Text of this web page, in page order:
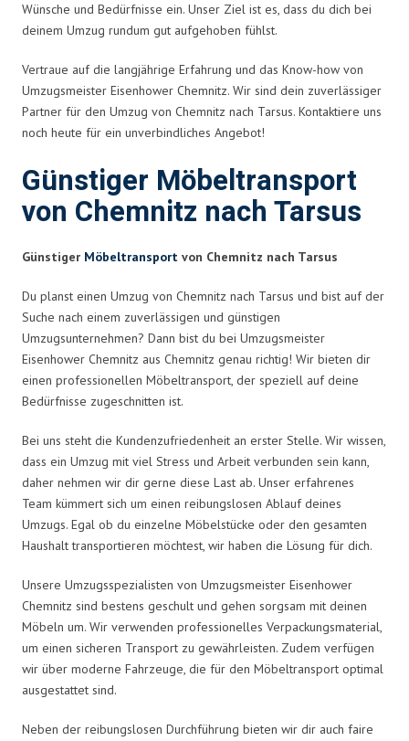
Wünsche und Bedürfnisse ein. Unser Ziel ist es, dass du dich bei
deinem Umzug rundum gut aufgehoben fühlst.
Vertraue auf die langjährige Erfahrung und das Know-how von
Umzugsmeister Eisenhower Chemnitz. Wir sind dein zuverlässiger
Partner für den Umzug von Chemnitz nach Tarsus. Kontaktiere uns
noch heute für ein unverbindliches Angebot!
Günstiger Möbeltransport
von Chemnitz nach Tarsus
Günstiger Möbeltransport von Chemnitz nach Tarsus
Du planst einen Umzug von Chemnitz nach Tarsus und bist auf der
Suche nach einem zuverlässigen und günstigen
Umzugsunternehmen? Dann bist du bei Umzugsmeister
Eisenhower Chemnitz aus Chemnitz genau richtig! Wir bieten dir
einen professionellen Möbeltransport, der speziell auf deine
Bedürfnisse zugeschnitten ist.
Bei uns steht die Kundenzufriedenheit an erster Stelle. Wir wissen,
dass ein Umzug mit viel Stress und Arbeit verbunden sein kann,
daher nehmen wir dir gerne diese Last ab. Unser erfahrenes
Team kümmert sich um einen reibungslosen Ablauf deines
Umzugs. Egal ob du einzelne Möbelstücke oder den gesamten
Haushalt transportieren möchtest, wir haben die Lösung für dich.
Unsere Umzugsspezialisten von Umzugsmeister Eisenhower
Chemnitz sind bestens geschult und gehen sorgsam mit deinen
Möbeln um. Wir verwenden professionelles Verpackungsmaterial,
um einen sicheren Transport zu gewährleisten. Zudem verfügen
wir über moderne Fahrzeuge, die für den Möbeltransport optimal
ausgestattet sind.
Neben der reibungslosen Durchführung bieten wir dir auch faire